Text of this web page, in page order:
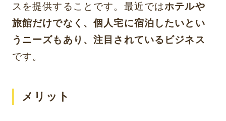
スを提供することです。最近ではホテルや
旅館だけでなく、個人宅に宿泊したいとい
うニーズもあり、注目されているビジネス
です。
メリット